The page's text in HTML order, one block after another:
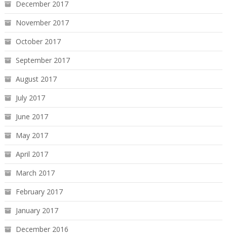
December 2017
November 2017
October 2017
September 2017
August 2017
July 2017
June 2017
May 2017
April 2017
March 2017
February 2017
January 2017
December 2016